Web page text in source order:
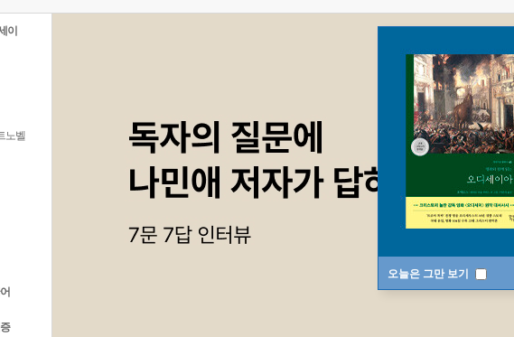
오늘은 그만 보기
이
노벨